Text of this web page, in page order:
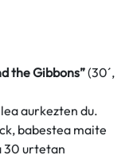
the Gibbons”(30´,
aurkezten du.
babestea maite
30 urtetan